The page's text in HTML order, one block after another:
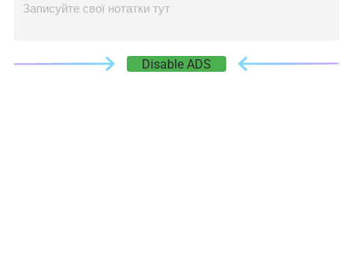
Записуйте свої нотатки тут
Disable ADS